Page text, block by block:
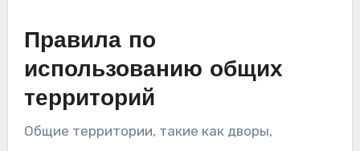
Правила по
использованию общих
территорий
Общие территории, такие как дворы,